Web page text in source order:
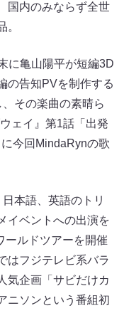
国内のみならず全世
。
に亀山陽平が短編3D
の告知PVを制作する
その楽曲の素晴ら
ェイ』第1話「出発
今回MindaRynの歌
本語、英語のトリ
イベントへの出演を
ールドツアーを開催
はフジテレビ系バラ
気企画「サビだけカ
ニソンという番組初